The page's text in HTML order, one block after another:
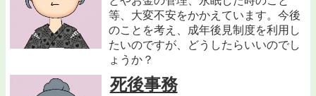
等、大変不安をかかえています。今後
のことを考え、成年後見制度を利用し
たいのですが、どうしたらいいのでし
ょうか？
死後事務